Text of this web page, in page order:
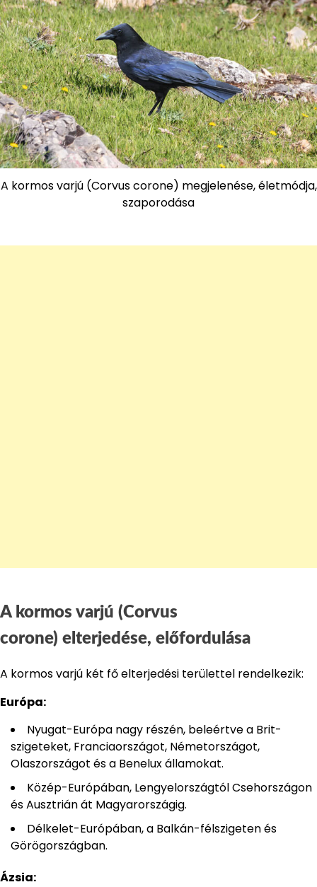
A kormos varjú (Corvus corone) megjelenése, életmódja,
szaporodása
A kormos varjú (Corvus
corone) elterjedése, előfordulása
A kormos varjú két fő elterjedési területtel rendelkezik:
Európa:
Nyugat-Európa nagy részén, beleértve a Brit-
szigeteket, Franciaországot, Németországot,
Olaszországot és a Benelux államokat.
Közép-Európában, Lengyelországtól Csehországon
és Ausztrián át Magyarországig.
Délkelet-Európában, a Balkán-félszigeten és
Görögországban.
Ázsia: